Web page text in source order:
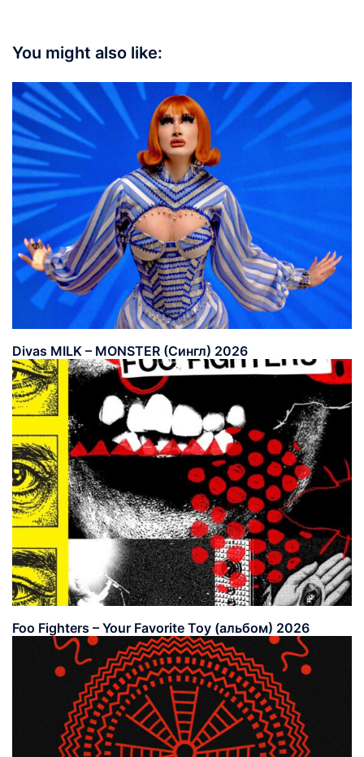
You might also like:
Divas MILK – MONSTER (Сингл) 2026
Foo Fighters – Your Favorite Toy (альбом) 2026